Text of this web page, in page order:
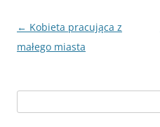
Nawigacja
wpisu
← Kobieta pracująca z
małego miasta
z